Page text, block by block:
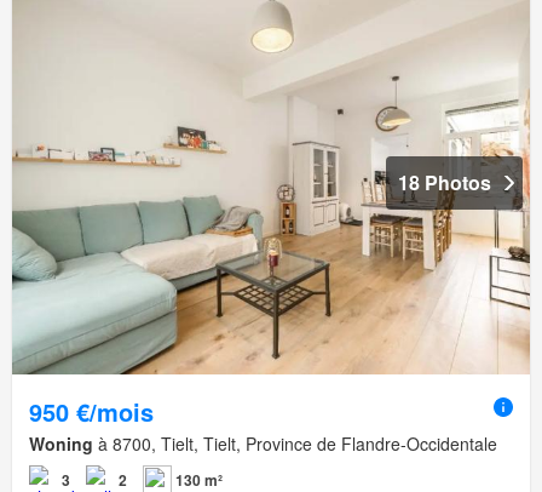
18 Photos
950 €/mois
Woning à 8700, Tielt, Tielt, Province de Flandre-Occidentale
3 2
130 m²